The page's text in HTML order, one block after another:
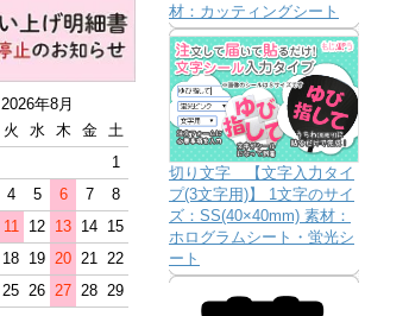
2026年8月
火 水 木 金
土
1
4 5 6 7
8
11 12 13 14 15
18 19 20 21 22
25 26 27 28 29
材：カッティングシート
切り文字 【文字入力タイ
プ(3文字用)】 1文字のサイ
ズ：SS(40×40mm) 素材：
ホログラムシート・蛍光シ
ート